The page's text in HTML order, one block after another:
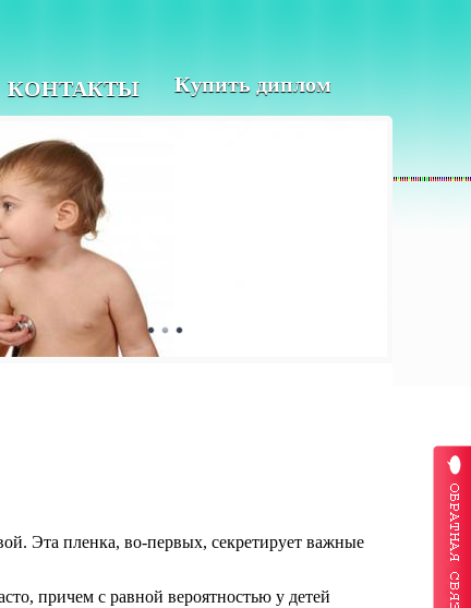
КОНТАКТЫ Купить диплом
Эта пленка, во-первых, секретирует важные
причем с равной вероятностью у детей